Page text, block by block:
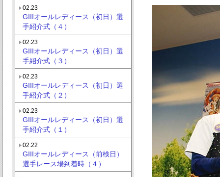
02.23
GIIIオールレディース（初日）選
手紹介式（４）
02.23
GIIIオールレディース（初日）選
手紹介式（３）
02.23
GIIIオールレディース（初日）選
手紹介式（２）
02.23
GIIIオールレディース（初日）選
手紹介式（１）
02.22
GIIIオールレディース（前検日）
選手レース場到着時（４）